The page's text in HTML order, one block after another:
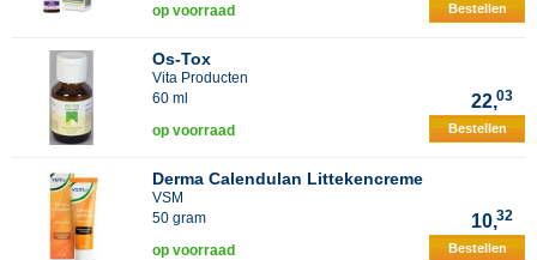
op voorraad Bestellen
Os-Tox
Vita Producten
60 ml
22,03
op voorraad Bestellen
Derma Calendulan Littekencreme
VSM
50 gram
10,32
op voorraad Bestellen